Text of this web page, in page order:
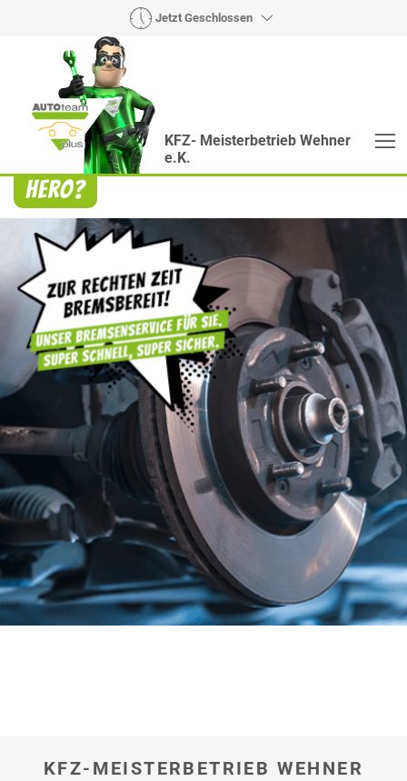
Jetzt Geschlossen
KFZ- Meisterbetrieb Wehner
e.K.
Heroes? Findet man bei uns!
Wie auch wir bringen Handmaker Herby, Rollin‘
Robby und Engineering Esy mit ihrer Superpower
jeden Wagen wieder auf die Bahn.
hier
KFZ-MEISTERBETRIEB WEHNER